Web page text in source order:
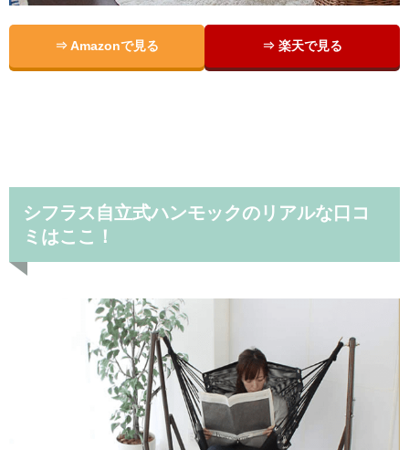
⇒ Amazonで見る ⇒ 楽天で見る
シフラス自立式ハンモックのリアルな口コ
ミはここ！